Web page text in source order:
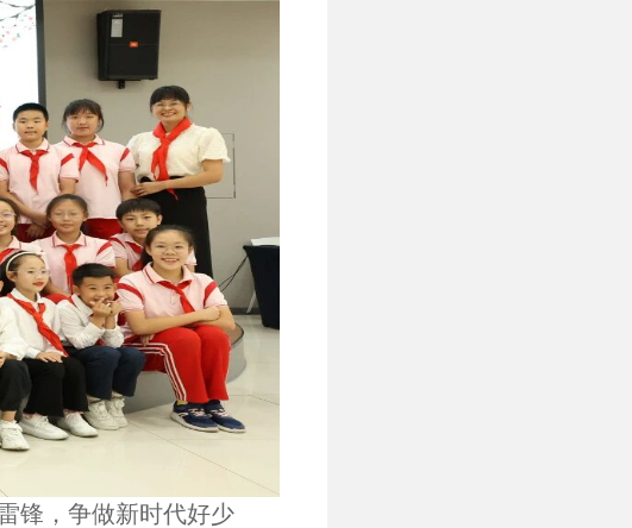
锋，争做新时代好少